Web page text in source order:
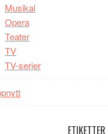
Musikal
Opera
Teater
TV
TV-serier
ETIKETTER